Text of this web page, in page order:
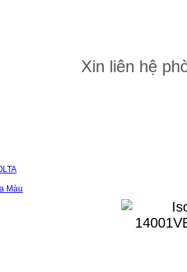
Màu
Xin liên hệ